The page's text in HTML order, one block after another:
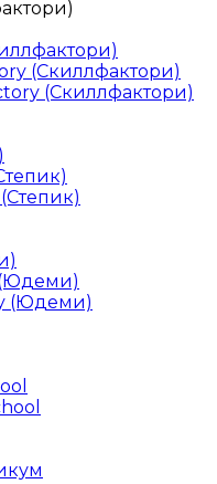
(Скиллфактори)
(Скиллфактори)
(Юдеми)